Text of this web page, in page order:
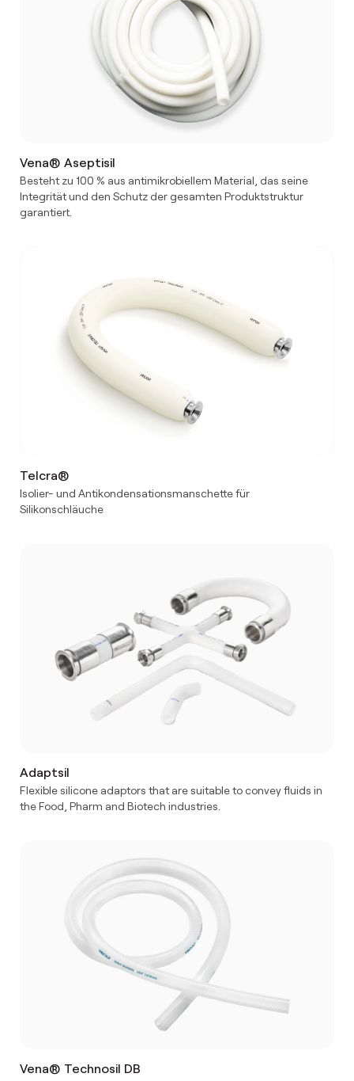
Vena® Aseptisil
Besteht zu 100 % aus antimikrobiellem Material, das seine
Integrität und den Schutz der gesamten Produktstruktur
garantiert.
Telcra®
Isolier- und Antikondensationsmanschette für
Silikonschläuche
Adaptsil
Flexible silicone adaptors that are suitable to convey fluids in
the Food, Pharm and Biotech industries.
Vena® Technosil DB